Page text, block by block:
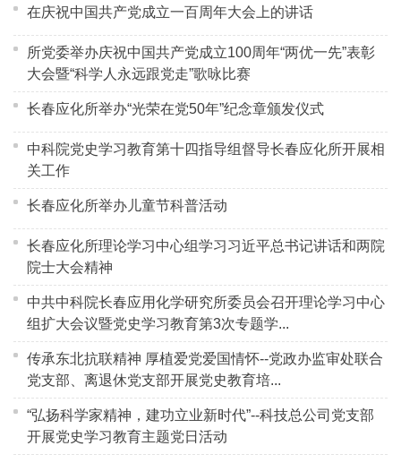
在庆祝中国共产党成立一百周年大会上的讲话
所党委举办庆祝中国共产党成立100周年“两优一先”表彰
大会暨“科学人永远跟党走”歌咏比赛
长春应化所举办“光荣在党50年”纪念章颁发仪式
中科院党史学习教育第十四指导组督导长春应化所开展相
关工作
长春应化所举办儿童节科普活动
长春应化所理论学习中心组学习习近平总书记讲话和两院
院士大会精神
中共中科院长春应用化学研究所委员会召开理论学习中心
组扩大会议暨党史学习教育第3次专题学...
传承东北抗联精神 厚植爱党爱国情怀--党政办监审处联合
党支部、离退休党支部开展党史教育培...
“弘扬科学家精神，建功立业新时代”--科技总公司党支部
开展党史学习教育主题党日活动